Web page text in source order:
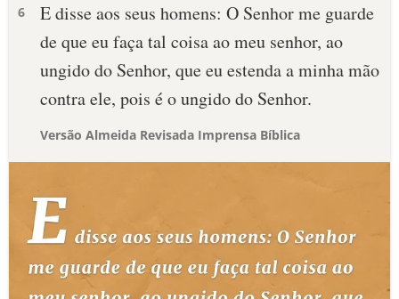
6
E disse aos seus homens: O Senhor me guarde
de que eu faça tal coisa ao meu senhor, ao
ungido do Senhor, que eu estenda a minha mão
contra ele, pois é o ungido do Senhor.
Versão Almeida Revisada Imprensa Bíblica